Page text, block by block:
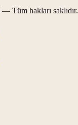
— Tüm hakları saklıdır.